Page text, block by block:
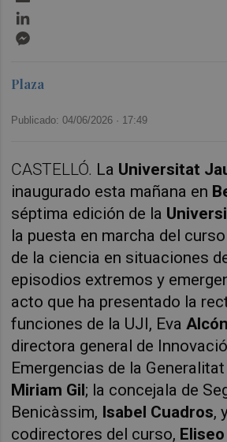
Plaza
Publicado: 04/06/2026 · 17:49
CASTELLÓ. La Universitat
inaugurado esta mañana en
séptima edición de la
la puesta en marcha del
de la ciencia en situaciones
episodios extremos y
acto que ha presentado la
funciones de la UJI, Eva Alcón
directora general de
Emergencias de la
Miriam Gil; la concejala de
Benicàssim, Isabel Cuadros,
codirectores del curso,